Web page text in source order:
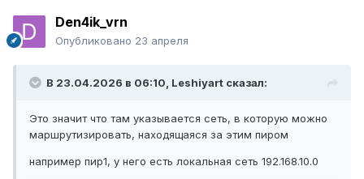
Den4ik_vrn
Опубликовано 23 апреля
В 23.04.2026 в 06:10, Leshiyart сказал:
Это значит что там указывается сеть, в которую можно
маршрутизировать, находящаяся за этим пиром
например пир1, у него есть локальная сеть 192.168.10.0